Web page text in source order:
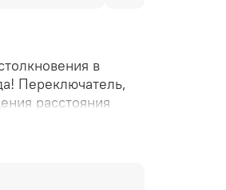
в
Переключатель,
расстояния